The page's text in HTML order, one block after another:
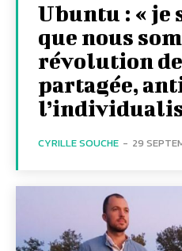
Ubuntu : « je
que nous
révolution
partagée,
CYRILLE SOUCHE - 29